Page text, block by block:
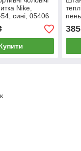
Nike,
сині, 05406